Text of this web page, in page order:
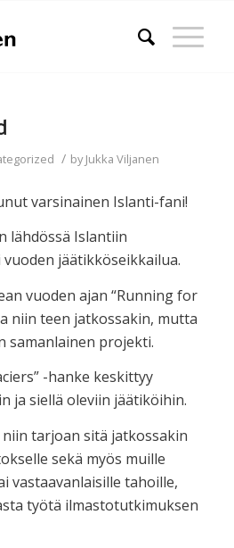
/ byJukka Viljanen
varsinainen Islanti-fani!
lähdössä Islantiin
jäätikköseikkailua.
vuoden ajan “Running for
niin teen jatkossakin, mutta
samanlainen projekti.
-hanke keskittyy
ja siellä oleviin jäätiköihin.
tarjoan sitä jatkossakin
sekä myös muille
vastaavanlaisille tahoille,
työtä ilmastotutkimuksen